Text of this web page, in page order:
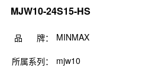
MJW10-24S15-HS
品 牌： MINMAX
所属系列：
mjw10